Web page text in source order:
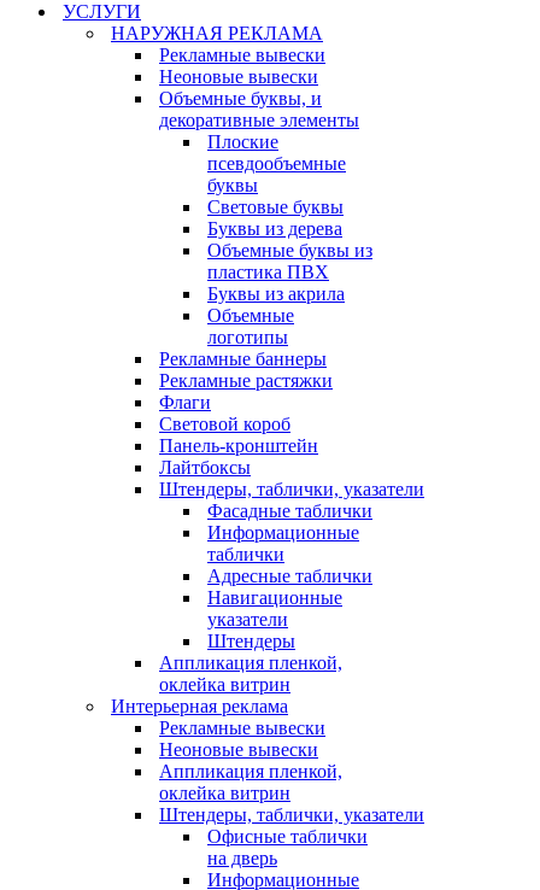
УСЛУГИ
НАРУЖНАЯ РЕКЛАМА
Рекламные вывески
Неоновые вывески
Объемные буквы, и
декоративные элементы
Плоские
псевдообъемные
буквы
Световые буквы
Буквы из дерева
Объемные буквы из
пластика ПВХ
Буквы из акрила
Объемные
логотипы
Рекламные баннеры
Рекламные растяжки
Флаги
Световой короб
Панель-кронштейн
Лайтбоксы
Штендеры, таблички, указатели
Фасадные таблички
Информационные
таблички
Адресные таблички
Навигационные
указатели
Штендеры
Аппликация пленкой,
оклейка витрин
Интерьерная реклама
Рекламные вывески
Неоновые вывески
Аппликация пленкой,
оклейка витрин
Штендеры, таблички, указатели
Офисные таблички
на дверь
Информационные